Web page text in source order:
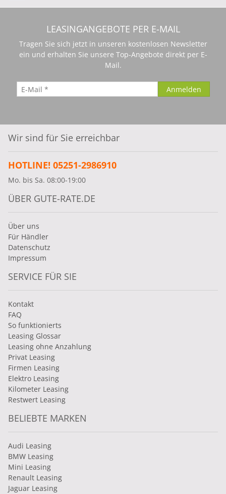
LEASINGANGEBOTE PER E-MAIL
Tragen Sie sich jetzt in unseren kostenlosen Newsletter
ein und erhalten Sie unsere Top-Angebote direkt per E-
Mail.
Wir sind für Sie erreichbar
HOTLINE! 05251-2986910
Mo. bis Sa. 08:00-19:00
ÜBER GUTE-RATE.DE
Über uns
Für Händler
Datenschutz
Impressum
SERVICE FÜR SIE
Kontakt
FAQ
So funktionierts
Leasing Glossar
Leasing ohne Anzahlung
Privat Leasing
Firmen Leasing
Elektro Leasing
Kilometer Leasing
Restwert Leasing
BELIEBTE MARKEN
Audi Leasing
BMW Leasing
Mini Leasing
Renault Leasing
Jaguar Leasing